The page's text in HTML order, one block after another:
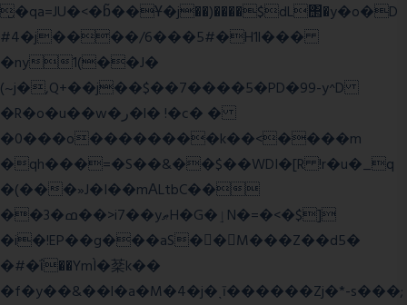
̮�qa=JU�<�b̃��Ұ�j��)����$dL΢�y�o�D
#4�j����/6���5#�H1l���
�ny1(��J�
(~j�,Q+��j��$��7����5�PD�99-y^D
�R�o�u��w�ر�l� !�c� �
�0���o��������k��<����m
�qh���=�S��&��$��WDI�[R !r�u�_q
�(���»J�I��mΑLtbC��
��3�ߘ��>i7��yޠH�G�ٳN�=�<�$]
�i�!EP��g���aS��M���Z��d5�
�#�ΐ��YmÌ�棻k��
�f�y��&��l�a�M�4�j�ˎī������Zj�*-s���;